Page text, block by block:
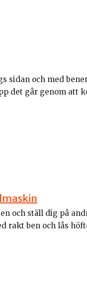
sidan och med
det går genom att
och ställ dig på
rakt ben och lås